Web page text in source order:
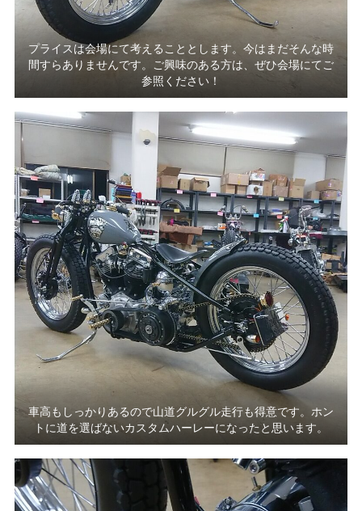
プライスは会場にて考えることとします。今はまだそんな時
間すらありませんです。ご興味のある方は、ぜひ会場にてご
参照ください！
車高もしっかりあるので山道グルグル走行も得意です。ホン
トに道を選ばないカスタムハーレーになったと思います。